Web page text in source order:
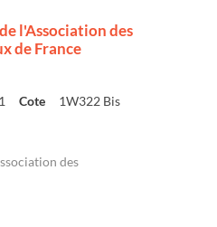
l'Association des
de France
Cote 1W322 Bis
des